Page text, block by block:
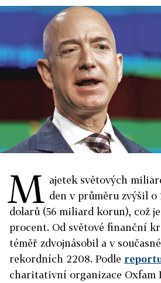
M ajetek světových
den v průměru zvýšil o
dolarů (56 miliard korun), což
procent. Od světové finanční
téměř zdvojnásobil a v
rekordních 2208. Podle
charitativní organizace Oxfam